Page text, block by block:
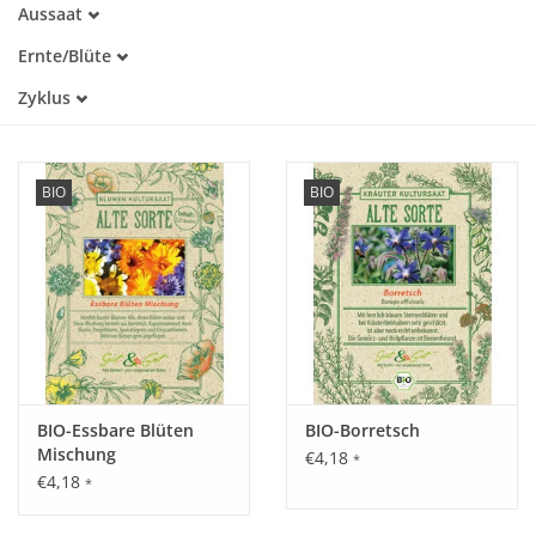
Katalog
Alte Sorte
Warmkeimer
Lichtkeimer
Aussaat
Mai
Juni
Ernte/Blüte
Juni
August
September
Oktober
Zyklus
BIO
BIO-Essbare Blüten
Mischung
€4,18 *
BIO
BIO-Borretsch
€4,18 *